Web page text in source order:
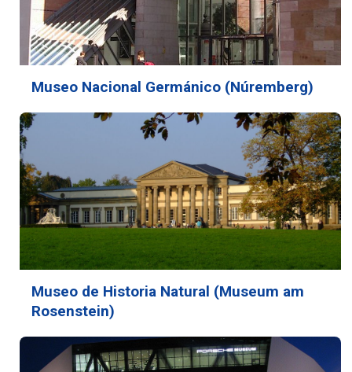
Museo Nacional Germánico (Núremberg)
Museo de Historia Natural (Museum am
Rosenstein)